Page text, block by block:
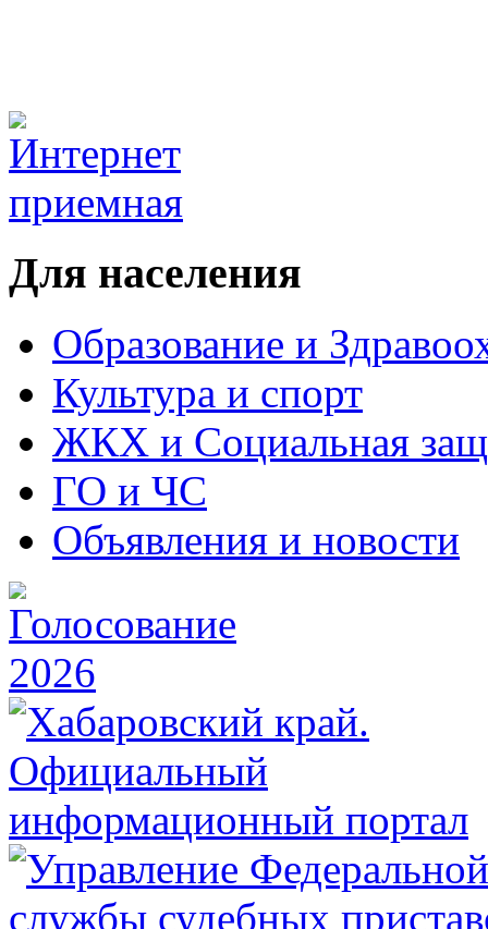
Для населения
Образование и
Культура и спорт
ЖКХ и Социальная
ГО и ЧС
Объявления и новости